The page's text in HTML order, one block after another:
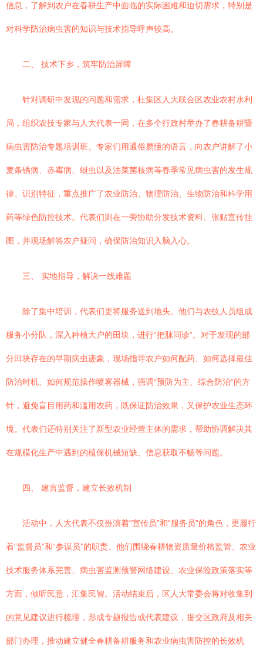
信息，了解到农户在春耕生产中面临的实际困难和迫切需求，特别是
对科学防治病虫害的知识与技术指导呼声较高。
二、 技术下乡，筑牢防治屏障
针对调研中发现的问题和需求，杜集区人大联合区农业农村水利
局，组织农技专家与人大代表一同，在多个行政村举办了春耕备耕暨
病虫害防治专题培训班。专家们用通俗易懂的语言，向农户讲解了小
麦条锈病、赤霉病、蚜虫以及油菜菌核病等春季常见病虫害的发生规
律、识别特征，重点推广了农业防治、物理防治、生物防治和科学用
药等绿色防控技术。代表们则在一旁协助分发技术资料、张贴宣传挂
图，并现场解答农户疑问，确保防治知识入脑入心。
三、 实地指导，解决一线难题
除了集中培训，代表们更将服务送到地头。他们与农技人员组成
服务小分队，深入种植大户的田块，进行“把脉问诊”。对于发现的部
分田块存在的早期病虫迹象，现场指导农户如何配药、如何选择最佳
防治时机、如何规范操作喷雾器械，强调“预防为主、综合防治”的方
针，避免盲目用药和滥用农药，既保证防治效果，又保护农业生态环
境。代表们还特别关注了新型农业经营主体的需求，帮助协调解决其
在规模化生产中遇到的植保机械短缺、信息获取不畅等问题。
四、 建言监督，建立长效机制
活动中，人大代表不仅扮演着“宣传员”和“服务员”的角色，更履行
着“监督员”和“参谋员”的职责。他们围绕春耕物资质量价格监管、农业
技术服务体系完善、病虫害监测预警网络建设、农业保险政策落实等
方面，倾听民意，汇集民智。活动结束后，区人大常委会将对收集到
的意见建议进行梳理，形成专题报告或代表建议，提交区政府及相关
部门办理，推动建立健全春耕备耕服务和农业病虫害防控的长效机